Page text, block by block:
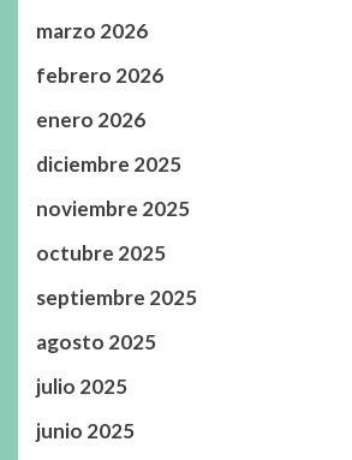
marzo 2026
febrero 2026
enero 2026
diciembre 2025
noviembre 2025
octubre 2025
septiembre 2025
agosto 2025
julio 2025
junio 2025